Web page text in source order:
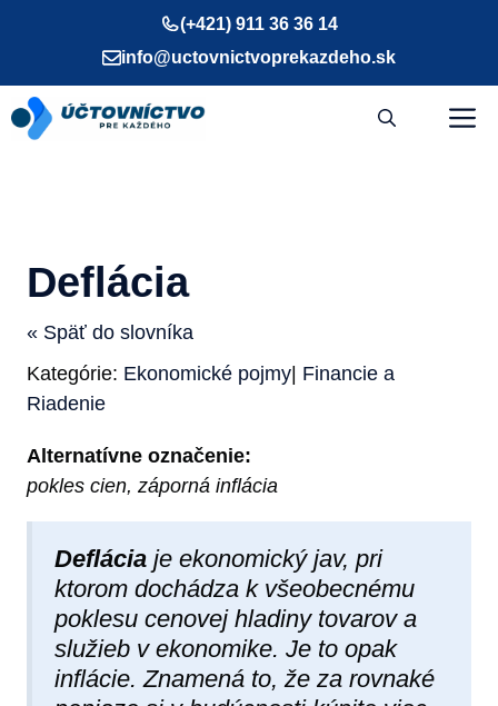
(+421) 911 36 36 14
info@uctovnictvoprekazdeho.sk
Deflácia
« Späť do slovníka
Kategórie: Ekonomické pojmy| Financie a
Riadenie
Alternatívne označenie:
pokles cien, záporná inflácia
Deflácia je ekonomický jav, pri
ktorom dochádza k všeobecnému
poklesu cenovej hladiny tovarov a
služieb v ekonomike. Je to opak
inflácie. Znamená to, že za rovnaké